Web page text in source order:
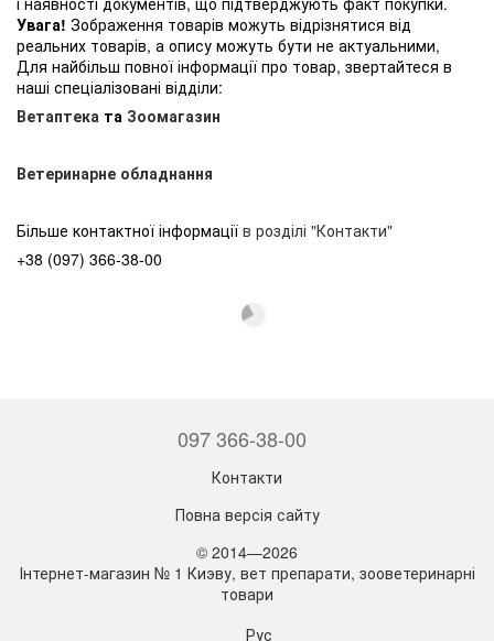
Увага! Зображення товарів можуть відрізнятися від
реальних товарів, а опису можуть бути не актуальними,
Для найбільш повної інформації про товар, звертайтеся в
наші спеціалізовані відділи:
Ветаптека та Зоомагазин
Ветеринарне обладнання
Більше контактної інформації в розділі "Контакти"
+38 (097) 366-38-00
097 366-38-00
Контакти
Повна версія сайту
© 2014—2026
Інтернет-магазин № 1 Киэву, вет препарати, зооветеринарні
товари
Рус